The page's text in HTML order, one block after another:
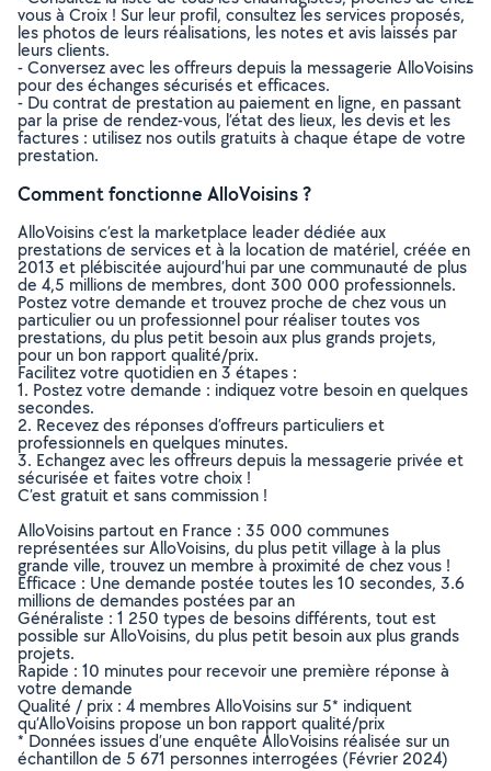
vous à Croix ! Sur leur profil, consultez les services proposés,
les photos de leurs réalisations, les notes et avis laissés par
leurs clients.
- Conversez avec les offreurs depuis la messagerie AlloVoisins
pour des échanges sécurisés et efficaces.
- Du contrat de prestation au paiement en ligne, en passant
par la prise de rendez-vous, l’état des lieux, les devis et les
factures : utilisez nos outils gratuits à chaque étape de votre
prestation.
Comment fonctionne AlloVoisins ?
AlloVoisins c’est la marketplace leader dédiée aux
prestations de services et à la location de matériel, créée en
2013 et plébiscitée aujourd’hui par une communauté de plus
de 4,5 millions de membres, dont 300 000 professionnels.
Postez votre demande et trouvez proche de chez vous un
particulier ou un professionnel pour réaliser toutes vos
prestations, du plus petit besoin aux plus grands projets,
pour un bon rapport qualité/prix.
Facilitez votre quotidien en 3 étapes :
1. Postez votre demande : indiquez votre besoin en quelques
secondes.
2. Recevez des réponses d’offreurs particuliers et
professionnels en quelques minutes.
3. Echangez avec les offreurs depuis la messagerie privée et
sécurisée et faites votre choix !
C’est gratuit et sans commission !
AlloVoisins partout en France : 35 000 communes
représentées sur AlloVoisins, du plus petit village à la plus
grande ville, trouvez un membre à proximité de chez vous !
Efficace : Une demande postée toutes les 10 secondes, 3.6
millions de demandes postées par an
Généraliste : 1 250 types de besoins différents, tout est
possible sur AlloVoisins, du plus petit besoin aux plus grands
projets.
Rapide : 10 minutes pour recevoir une première réponse à
votre demande
Qualité / prix : 4 membres AlloVoisins sur 5* indiquent
qu’AlloVoisins propose un bon rapport qualité/prix
* Données issues d’une enquête AlloVoisins réalisée sur un
échantillon de 5 671 personnes interrogées (Février 2024)